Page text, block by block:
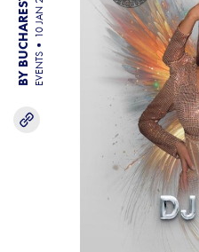
EVENTS
10 JAN 26